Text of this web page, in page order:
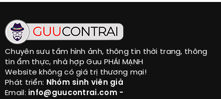
Chuyên sưu tầm hình ảnh, thông tin thời trang, thông
tin ẩm thực, nhà hợp Guu PHÁI MẠNH
Website không có giá trị thương mại!
Phát triển: Nhóm sinh viên già
Email: info@guucontrai.com -